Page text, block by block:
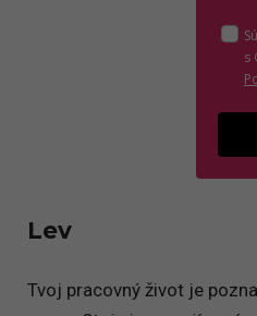
s
Lev
Tvoj pracovný život je